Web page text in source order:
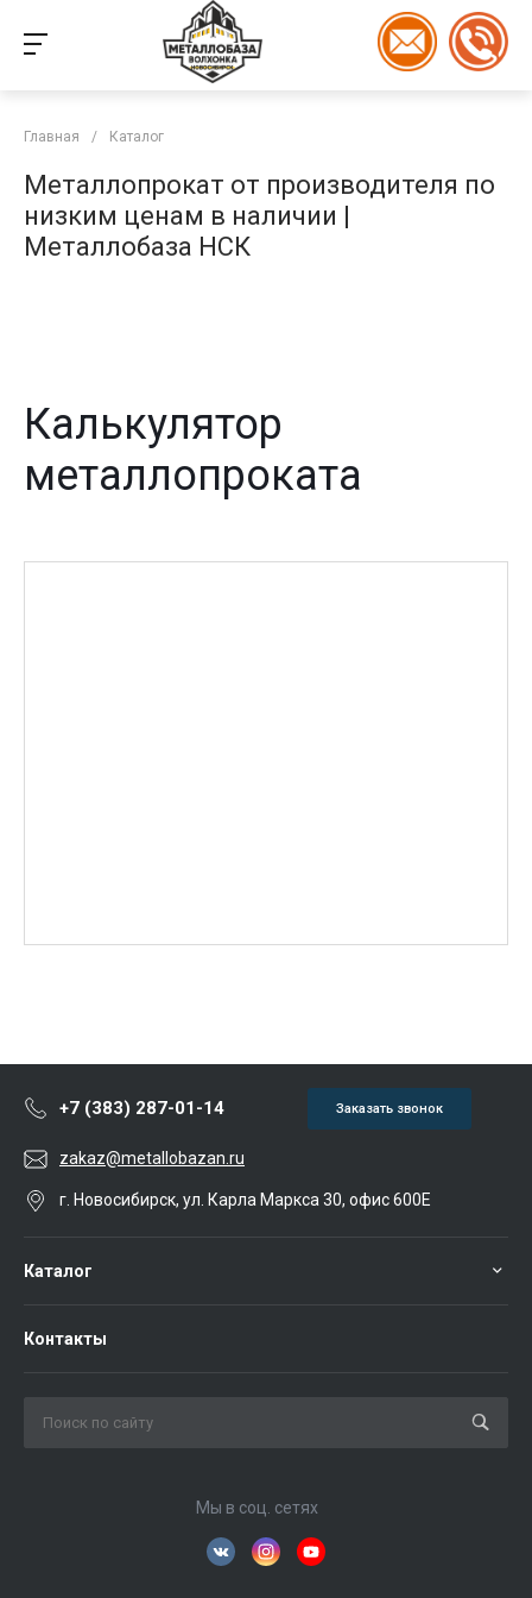
Главная / Каталог
Металлопрокат от производителя по
низким ценам в наличии |
Металлобаза НСК
Калькулятор
металлопроката
+7 (383) 287-01-14 Заказать звонок
zakaz@metallobazan.ru
г. Новосибирск, ул. Карла Маркса 30, офис 600Е
Каталог
Контакты
Мы в соц. сетях